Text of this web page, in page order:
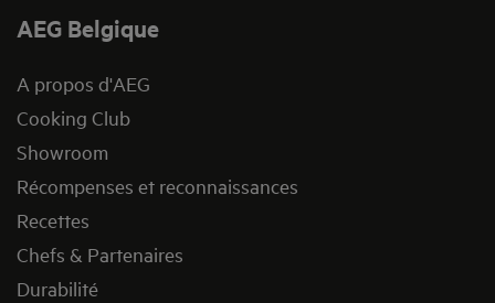
AEG Belgique
A propos d'AEG
Cooking Club
Showroom
Récompenses et reconnaissances
Recettes
Chefs & Partenaires
Durabilité